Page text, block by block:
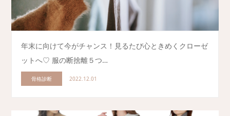
年末に向けて今がチャンス！見るたび心ときめくクローゼ
ットへ♡ 服の断捨離５つ…
骨格診断 2022.12.01